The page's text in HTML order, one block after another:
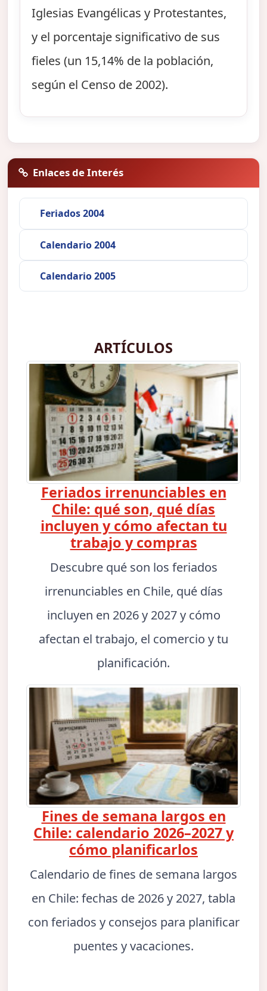
Iglesias Evangélicas y Protestantes,
y el porcentaje significativo de sus
fieles (un 15,14% de la población,
según el Censo de 2002).
Enlaces de Interés
Feriados 2004
Calendario 2004
Calendario 2005
ARTÍCULOS
Feriados irrenunciables en
Chile: qué son, qué días
incluyen y cómo afectan tu
trabajo y compras
Descubre qué son los feriados
irrenunciables en Chile, qué días
incluyen en 2026 y 2027 y cómo
afectan el trabajo, el comercio y tu
planificación.
Fines de semana largos en
Chile: calendario 2026–2027 y
cómo planificarlos
Calendario de fines de semana largos
en Chile: fechas de 2026 y 2027, tabla
con feriados y consejos para planificar
puentes y vacaciones.